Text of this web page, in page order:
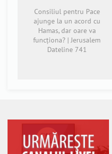
Consiliul pentru Pace
ajunge la un acord cu
Hamas, dar oare va
funcționa? | Jerusalem
Dateline 741